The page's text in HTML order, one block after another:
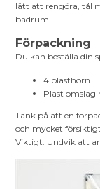
lätt att rengöra, tål
badrum.
Förpackning
Du kan beställa din
4 plasthörn
Plast omslag
Tänk på att en
och mycket
Viktigt: Undvik att